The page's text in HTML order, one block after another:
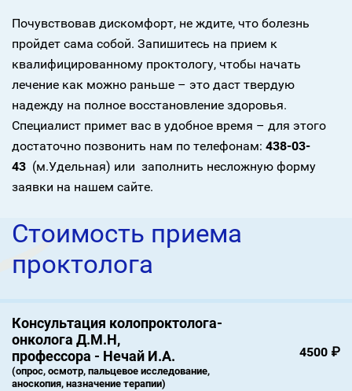
Почувствовав дискомфорт, не ждите, что болезнь
пройдет сама собой. Запишитесь на прием к
квалифицированному проктологу, чтобы начать
лечение как можно раньше – это даст твердую
надежду на полное восстановление здоровья.
Специалист примет вас в удобное время – для этого
достаточно позвонить нам по телефонам: 438-03-
43 (м.Удельная) или заполнить несложную форму
заявки на нашем сайте.
Стоимость приема
проктолога
Консультация колопроктолога-
онколога Д.М.Н,
профессора - Нечай И.А.
(опрос, осмотр, пальцевое исследование,
аноскопия, назначение терапии)
4500 ₽